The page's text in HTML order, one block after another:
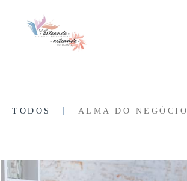
TODOS ALMA DO NEGÓCIO